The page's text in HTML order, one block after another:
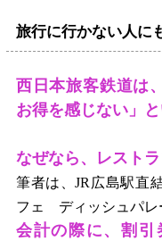
旅行に行かない人に
西日本旅客鉄道は
お得を感じない」
なぜなら、レスト
筆者は、JR 広島駅直
フェ ディッシュパレ
会計の際に、割引